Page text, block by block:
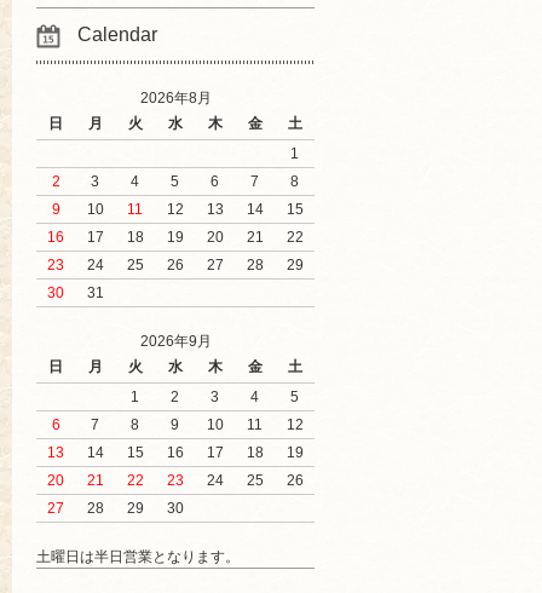
Calendar
2026年8月
日
月 火 水 木 金
土
1
2
3 4 5 6 7
8
9
10 11 12 13 14
15
16
17 18 19 20 21
22
23
24 25 26 27 28
29
30
31
2026年9月
日
月 火 水 木 金
土
1
2 3 4
5
6
7 8 9 10 11
12
13
14 15 16 17 18
19
20
21 22 23 24 25
26
27
28 29 30
土曜日は半日営業となります。